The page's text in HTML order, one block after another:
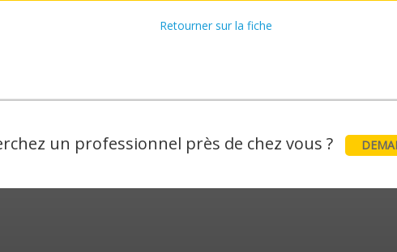
Retourner sur la fiche
un professionnel près de chez vous ?